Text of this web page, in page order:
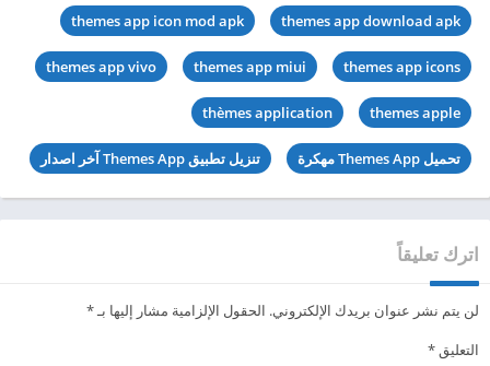
themes app download apk
themes app icon mod apk
themes app icons
themes app miui
themes app vivo
themes apple
thèmes application
تحميل Themes App مهكرة تنزيل تطبيق Themes App آخر اصدار
اترك تعليقاً
لن يتم نشر عنوان بريدك الإلكتروني. الحقول الإلزامية مشار إليها بـ*
التعليق*